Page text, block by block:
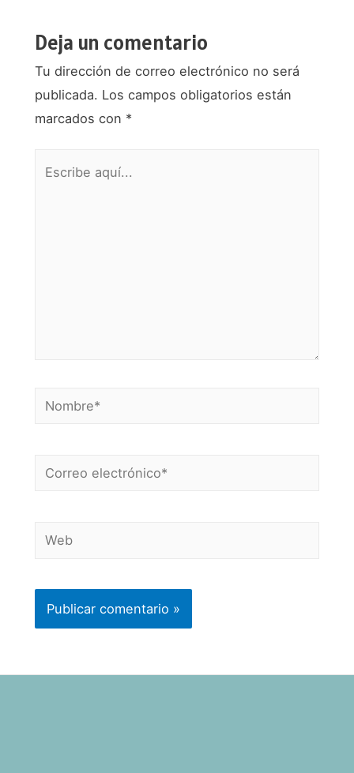
Deja un comentario
Tu dirección de correo electrónico no será
publicada. Los campos obligatorios están
marcados con *
Nombre*
Correo
Web